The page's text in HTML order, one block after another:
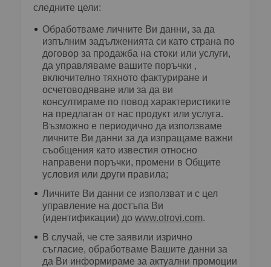
следните цели:
Обработваме личните Ви данни, за да
изпълним задълженията си като страна по
договор за продажба на стоки или услуги,
да управляваме вашите поръчки ,
включително тяхното фактуриране и
осчетоводяване или за да ви
консултираме по повод характеристиките
на предлаган от нас продукт или услуга.
Възможно е периодично да използваме
личните Ви данни за да изпращаме важни
съобщения като известия относно
направени поръчки, промени в Общите
условия или други правила;
Личните Ви данни се използват и с цел
управление на достъпа Ви
(идентификации) до www.otrovi.com.
В случай, че сте заявили изрично
съгласие, обработваме Вашите данни за
да Ви информираме за актуални промоции